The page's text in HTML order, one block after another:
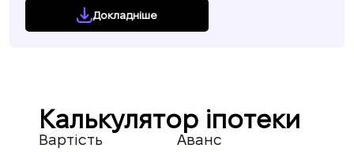
Докладніше
Калькулятор іпотеки
Вартість Аванс